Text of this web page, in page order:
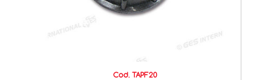
Cod. TAPF20